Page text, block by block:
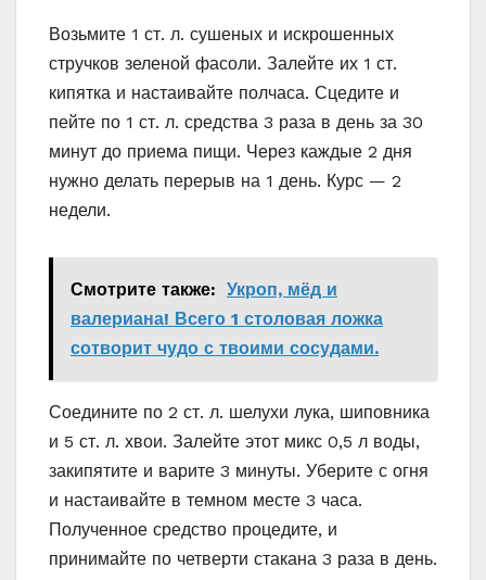
Возьмите 1 ст. л. сушеных и искрошенных
стручков зеленой фасоли. Залейте их 1 ст.
кипятка и настаивайте полчаса. Сцедите и
пейте по 1 ст. л. средства 3 раза в день за 30
минут до приема пищи. Через каждые 2 дня
нужно делать перерыв на 1 день. Курс — 2
недели.
Смотрите также: Укроп, мёд и
валериана! Всего 1 столовая ложка
сотворит чудо с твоими сосудами.
Соедините по 2 ст. л. шелухи лука, шиповника
и 5 ст. л. хвои. Залейте этот микс 0,5 л воды,
закипятите и варите 3 минуты. Уберите с огня
и настаивайте в темном месте 3 часа.
Полученное средство процедите, и
принимайте по четверти стакана 3 раза в день.